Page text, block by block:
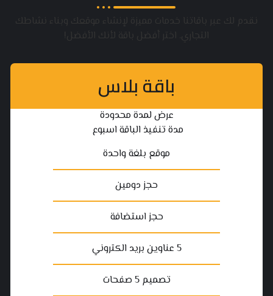
نقدم لك عبر باقاتنا خدمات مميزة لإنشاء موقعك وبناء نشاطك
التجاري. اختر أفضل باقة لأنك الأفضل!
باقة بلاس
عرض لمدة محدودة
مدة تنفيذ الباقة اسبوع
موقع بلغة واحدة
حجز دومين
حجز استضافة
5 عناوين بريد الكتروني
تصميم 5 صفحات